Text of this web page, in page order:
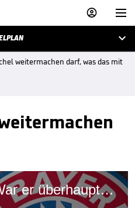



weitermachen darf, was das mit
08:25 | Tuchel: "War er überhaupt jemals der Richtige?!"